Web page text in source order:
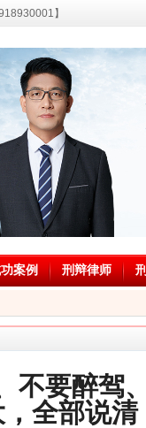
】
案例 刑辩律师
不要醉驾
全部说清